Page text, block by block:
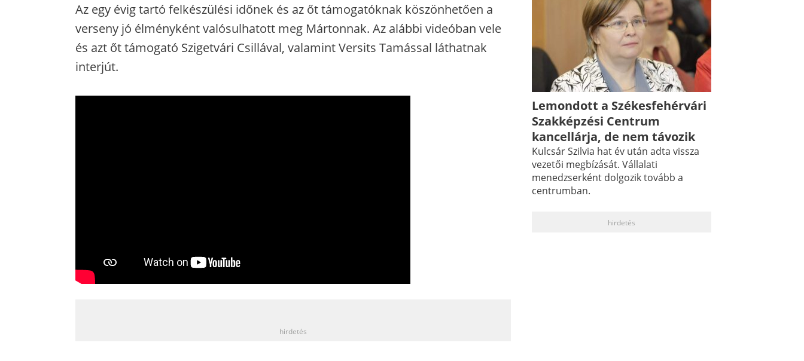
Az egy évig tartó felkészülési időnek és az őt támogatóknak köszönhetően a
verseny jó élményként valósulhatott meg Mártonnak. Az alábbi videóban vele
és azt őt támogató Szigetvári Csillával, valamint Versits Tamással láthatnak
interjút.
hirdetés
Lemondott a Székesfehérvári
Szakképzési Centrum
kancellárja, de nem távozik
Kulcsár Szilvia hat év után adta vissza
vezetői megbízását. Vállalati
menedzserként dolgozik tovább a
centrumban.
hirdetés